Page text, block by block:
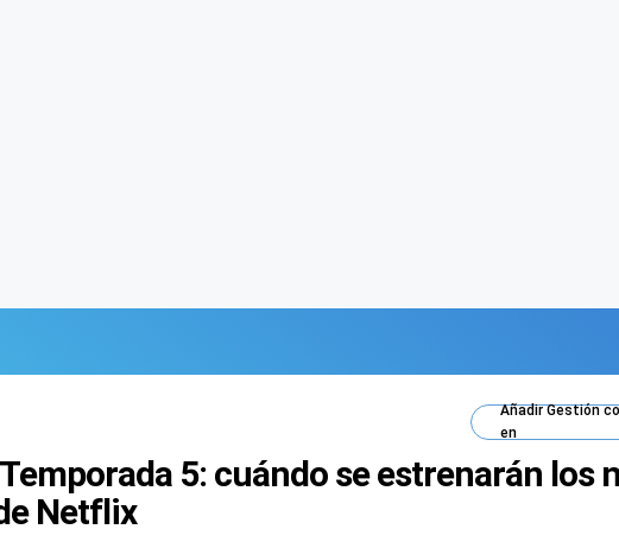
AñadirGestión
en
5: cuándo se estrenarán los
Netflix